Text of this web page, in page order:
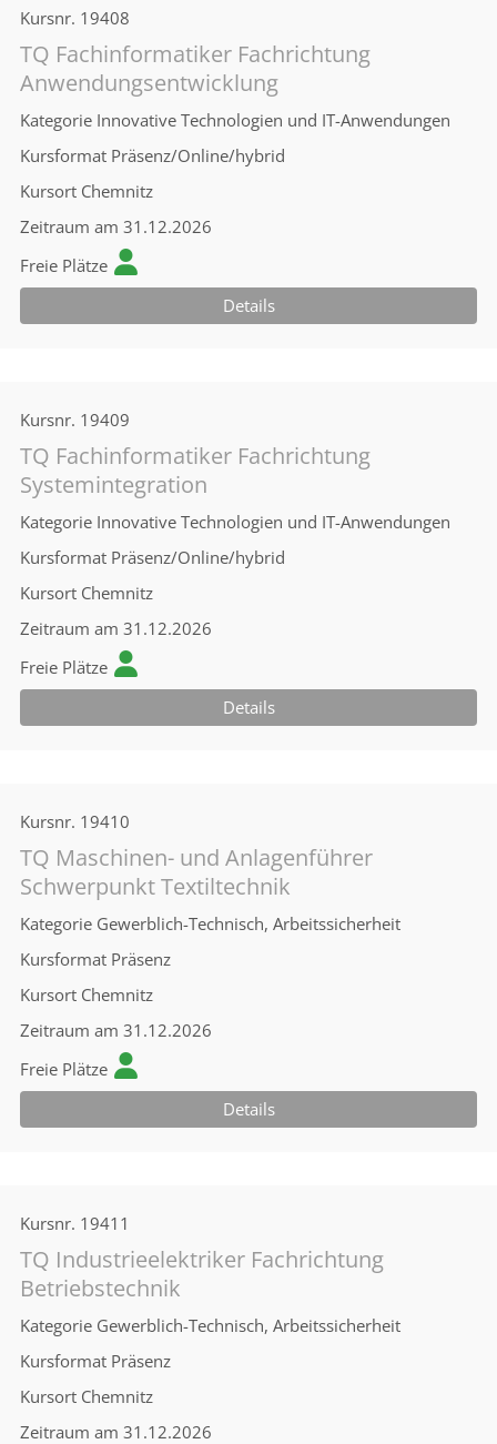
Kursnr. 19408
TQ Fachinformatiker Fachrichtung
Anwendungsentwicklung
Kategorie Innovative Technologien und IT-Anwendungen
Kursformat Präsenz/Online/hybrid
Kursort Chemnitz
Zeitraum am 31.12.2026
Freie Plätze
Details
Kursnr. 19409
TQ Fachinformatiker Fachrichtung
Systemintegration
Kategorie Innovative Technologien und IT-Anwendungen
Kursformat Präsenz/Online/hybrid
Kursort Chemnitz
Zeitraum am 31.12.2026
Freie Plätze
Details
Kursnr. 19410
TQ Maschinen- und Anlagenführer
Schwerpunkt Textiltechnik
Kategorie Gewerblich-Technisch, Arbeitssicherheit
Kursformat Präsenz
Kursort Chemnitz
Zeitraum am 31.12.2026
Freie Plätze
Details
Kursnr. 19411
TQ Industrieelektriker Fachrichtung
Betriebstechnik
Kategorie Gewerblich-Technisch, Arbeitssicherheit
Kursformat Präsenz
Kursort Chemnitz
Zeitraum am 31.12.2026